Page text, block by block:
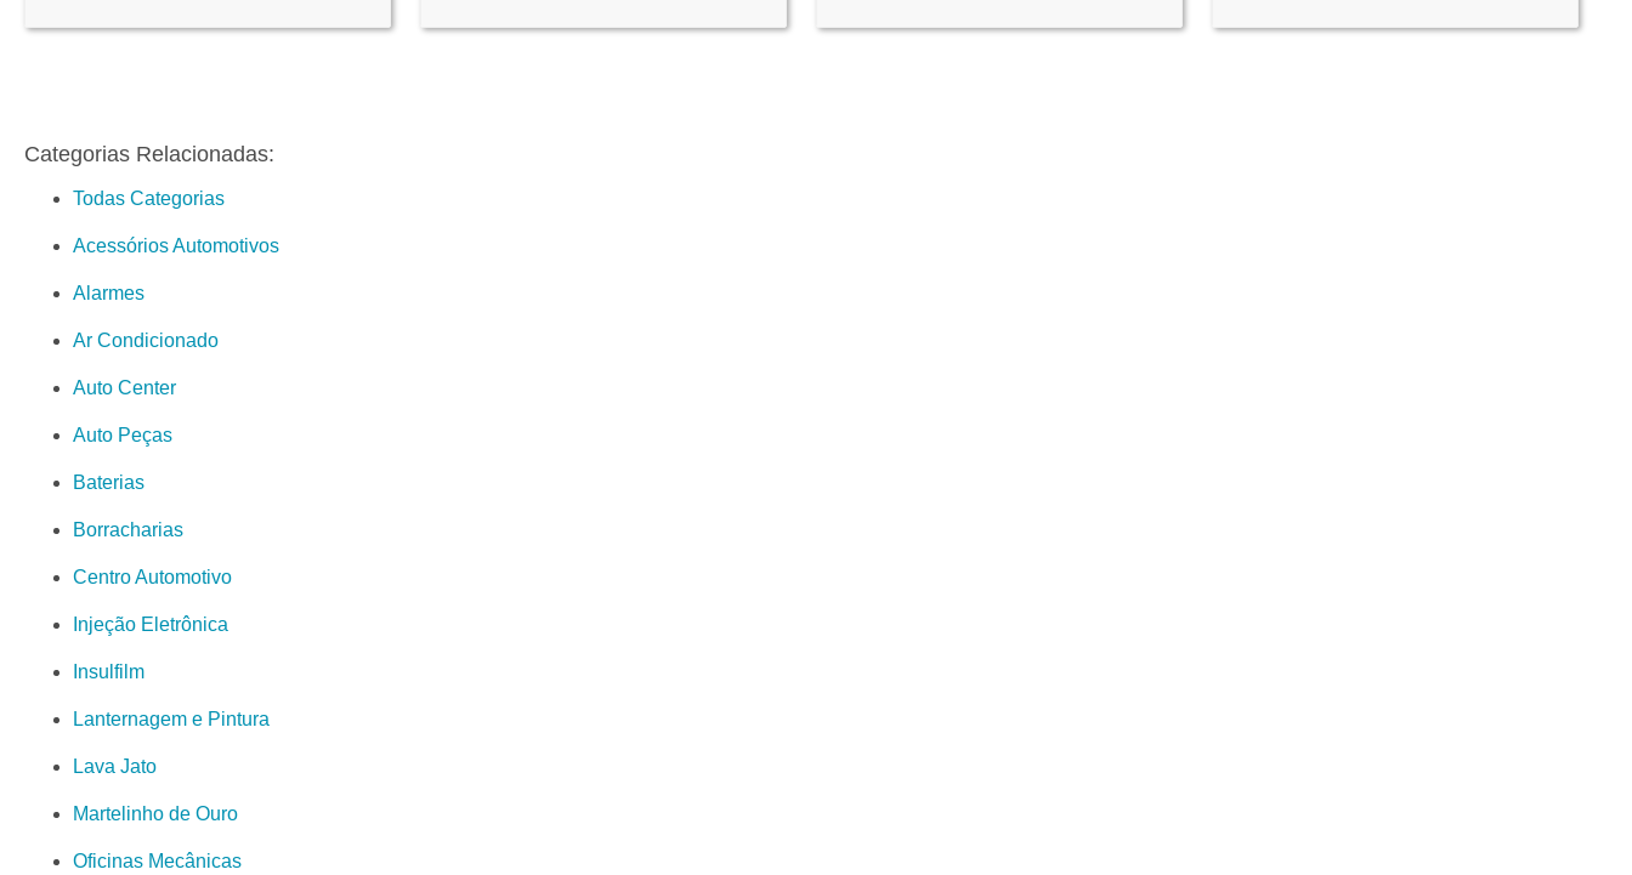
Categorias Relacionadas:
Todas Categorias
Acessórios Automotivos
Alarmes
Ar Condicionado
Auto Center
Auto Peças
Baterias
Borracharias
Centro Automotivo
Injeção Eletrônica
Insulfilm
Lanternagem e Pintura
Lava Jato
Martelinho de Ouro
Oficinas Mecânicas